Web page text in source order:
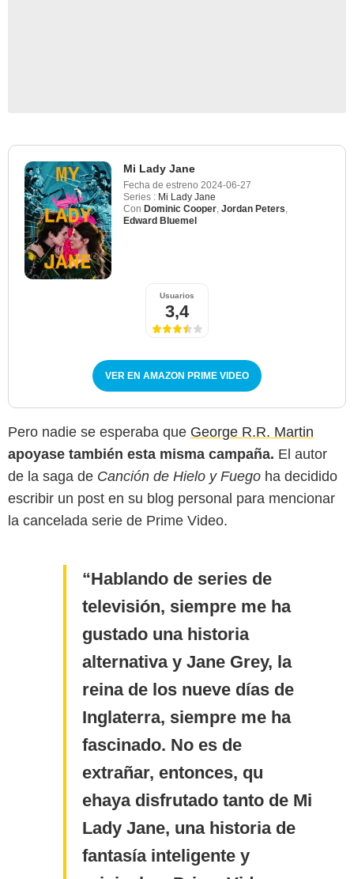
Mi Lady Jane
Fecha de estreno 2024-06-27
Series : Mi Lady Jane
Con Dominic Cooper Jordan Peters
Edward Bluemel
Usuarios
3,4
VER EN AMAZON PRIME VIDEO
Pero nadie se esperaba que George R.R. Martin
apoyase también esta misma campaña. El autor
de la saga de Canción de Hielo y Fuego ha decidido
escribir un post en su blog personal para mencionar
la cancelada serie de Prime Video.
Hablando de series de
televisión, siempre me ha
gustado una historia
alternativa y Jane Grey, la
reina de los nueve días de
Inglaterra, siempre me ha
fascinado. No es de
extrañar, entonces, qu
ehaya disfrutado tanto de Mi
Lady Jane, una historia de
fantasía inteligente y